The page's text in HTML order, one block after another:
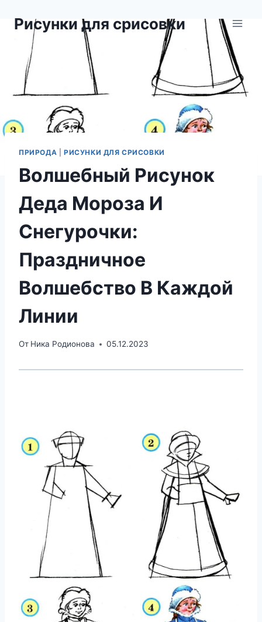
содержимому
Рисунки для срисовки
ПРИРОДА РИСУНКИ ДЛЯ СРИСОВКИ
Волшебный Рисунок
Деда Мороза И
Снегурочки:
Праздничное
Волшебство В Каждой
Линии
От Ника Родионова 05.12.2023